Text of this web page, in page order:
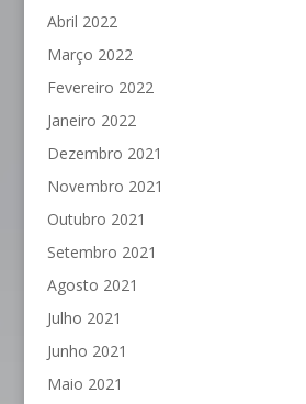
Abril 2022
Março 2022
Fevereiro 2022
Janeiro 2022
Dezembro 2021
Novembro 2021
Outubro 2021
Setembro 2021
Agosto 2021
Julho 2021
Junho 2021
Maio 2021